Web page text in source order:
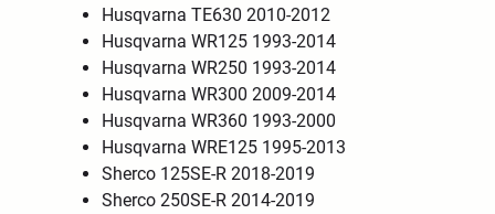
Husqvarna TE630 2010-2012
Husqvarna WR125 1993-2014
Husqvarna WR250 1993-2014
Husqvarna WR300 2009-2014
Husqvarna WR360 1993-2000
Husqvarna WRE125 1995-2013
Sherco 125SE-R 2018-2019
Sherco 250SE-R 2014-2019